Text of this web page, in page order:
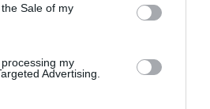
Sale of my
my
Advertising.
pár ajánlatot, de
oldalára
ajánlatai